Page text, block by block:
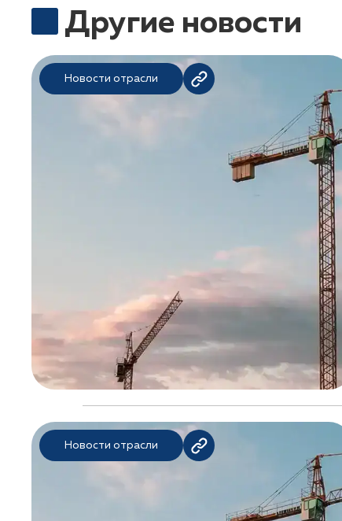
Другие новости
Новости отрасли
Новости отрасли